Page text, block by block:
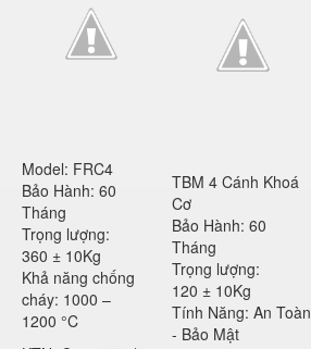
Model: FRC4
Bảo Hành: 60
Tháng
Trọng lượng:
360 ± 10Kg
Khả năng chống
cháy: 1000 –
1200 °C
TBM 4 Cánh Khoá
Cơ
Bảo Hành: 60
Tháng
Trọng lượng:
120 ± 10Kg
Tính Năng: An Toàn
- Bảo Mật